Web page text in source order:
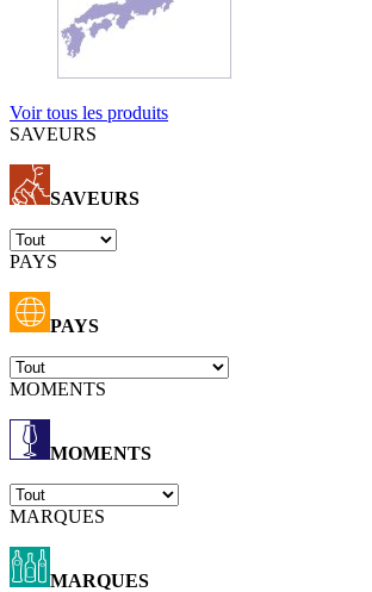
Voir tous les produits
SAVEURS
SAVEURS
PAYS
PAYS
MOMENTS
MOMENTS
MARQUES
MARQUES